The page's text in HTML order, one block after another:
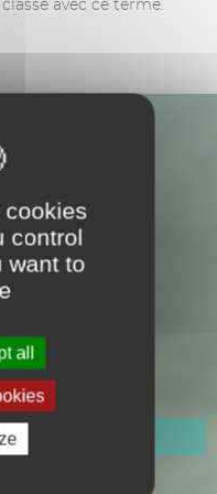
avec ce terme.
Péri
Mer
control
want to
all